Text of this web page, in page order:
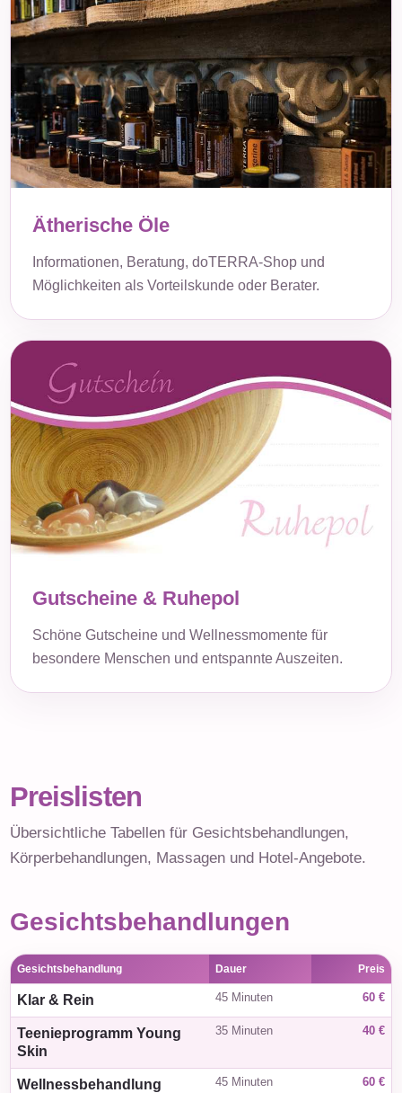
Ätherische Öle
Informationen, Beratung, doTERRA-Shop und
Möglichkeiten als Vorteilskunde oder Berater.
Gutscheine & Ruhepol
Schöne Gutscheine und Wellnessmomente für
besondere Menschen und entspannte Auszeiten.
Preislisten
Übersichtliche Tabellen für Gesichtsbehandlungen,
Körperbehandlungen, Massagen und Hotel-Angebote.
Gesichtsbehandlungen
Gesichtsbehandlung Dauer Preis
Klar & Rein 45 Minuten 60 €
Teenieprogramm Young
Skin
35 Minuten 40 €
Wellnessbehandlung 45 Minuten 60 €